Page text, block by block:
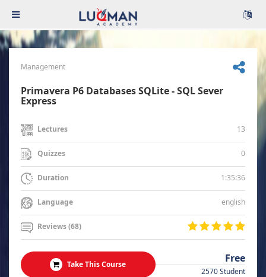
Management
Primavera P6 Databases SQLite - SQL Sever
Express
Lectures 13
Quizzes 0
Duration 1:35:36
Language english
Reviews (68)
Take This Course Free
2570 Student